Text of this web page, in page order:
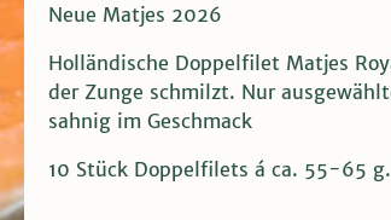
Neue Matjes 2026
Holländische Doppelfilet Matjes
der Zunge schmilzt. Nur
sahnig im Geschmack
10 Stück Doppelfilets á ca. 55-65